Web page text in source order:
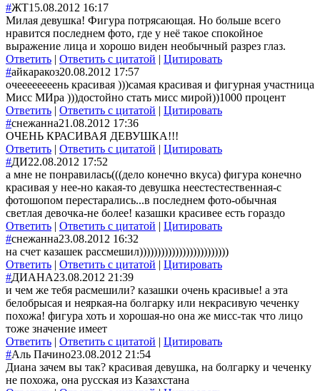
#ЖТ15.08.2012 16:17
Милая девушка! Фигура потрясающая. Но больше всего
нравится последнем фото, где у неё такое спокойное
выражение лица и хорошо виден необычный разрез глаз.
Ответить | Ответить с цитатой | Цитировать
#айкаракоз20.08.2012 17:57
очеееееееень красивая )))самая красивая и фигурная участница
Мисс МИра )))достойно стать мисс мирой))1000 процент
Ответить | Ответить с цитатой | Цитировать
#снежанна21.08.2012 17:36
ОЧЕНЬ КРАСИВАЯ ДЕВУШКА!!!
Ответить | Ответить с цитатой | Цитировать
#ДИ22.08.2012 17:52
а мне не понравилась(((дело конечно вкуса) фигура конечно
красивая у нее-но какая-то девушка неестестественная-с
фотошопом перестарались...в последнем фото-обычная
светлая девочка-не более! казашки красивее есть гораздо
Ответить | Ответить с цитатой | Цитировать
#снежанна23.08.2012 16:32
на счет казашек рассмешил)))))))))))))))))))))))))
Ответить | Ответить с цитатой | Цитировать
#ДИАНА23.08.2012 21:39
и чем же тебя расмешили? казашки очень красивые! а эта
белобрысая и неяркая-на болгарку или некрасивую чеченку
похожа! фигура хоть и хорошая-но она же мисс-так что лицо
тоже значение имеет
Ответить | Ответить с цитатой | Цитировать
#Аль Пачино23.08.2012 21:54
Диана зачем вы так? красивая девушка, на болгарку и чеченку
не похожа, она русская из Казахстана